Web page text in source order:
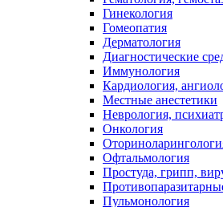
Гинекология
Гомеопатия
Дерматология
Диагностические
Иммунология
Кардиология,
Местные анестетики
Неврология,
Онкология
Офтальмология
Простуда, грипп,
Пульмонология